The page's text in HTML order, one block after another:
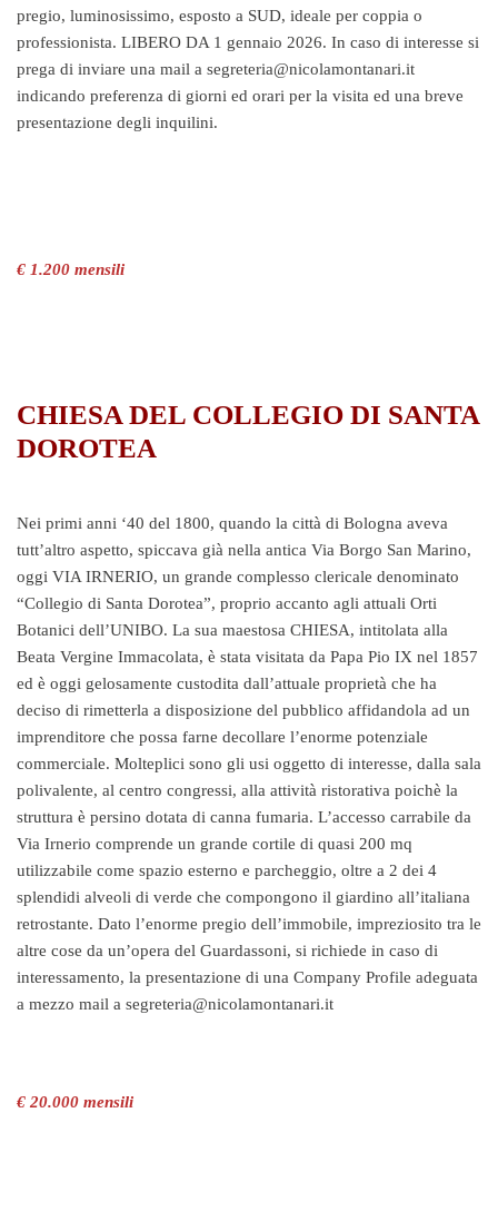
pregio, luminosissimo, esposto a SUD, ideale per coppia o
professionista. LIBERO DA 1 gennaio 2026. In caso di interesse si
prega di inviare una mail a segreteria@nicolamontanari.it
indicando preferenza di giorni ed orari per la visita ed una breve
presentazione degli inquilini.
€ 1.200 mensili
CHIESA DEL COLLEGIO DI SANTA
DOROTEA
Nei primi anni ‘40 del 1800, quando la città di Bologna aveva
tutt’altro aspetto, spiccava già nella antica Via Borgo San Marino,
oggi VIA IRNERIO, un grande complesso clericale denominato
“Collegio di Santa Dorotea”, proprio accanto agli attuali Orti
Botanici dell’UNIBO. La sua maestosa CHIESA, intitolata alla
Beata Vergine Immacolata, è stata visitata da Papa Pio IX nel 1857
ed è oggi gelosamente custodita dall’attuale proprietà che ha
deciso di rimetterla a disposizione del pubblico affidandola ad un
imprenditore che possa farne decollare l’enorme potenziale
commerciale. Molteplici sono gli usi oggetto di interesse, dalla sala
polivalente, al centro congressi, alla attività ristorativa poichè la
struttura è persino dotata di canna fumaria. L’accesso carrabile da
Via Irnerio comprende un grande cortile di quasi 200 mq
utilizzabile come spazio esterno e parcheggio, oltre a 2 dei 4
splendidi alveoli di verde che compongono il giardino all’italiana
retrostante. Dato l’enorme pregio dell’immobile, impreziosito tra le
altre cose da un’opera del Guardassoni, si richiede in caso di
interessamento, la presentazione di una Company Profile adeguata
a mezzo mail a segreteria@nicolamontanari.it
€ 20.000 mensili